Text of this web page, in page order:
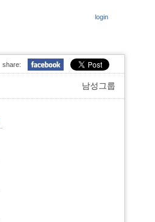
login
share:
남성그룹